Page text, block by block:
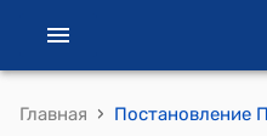
Главная ›